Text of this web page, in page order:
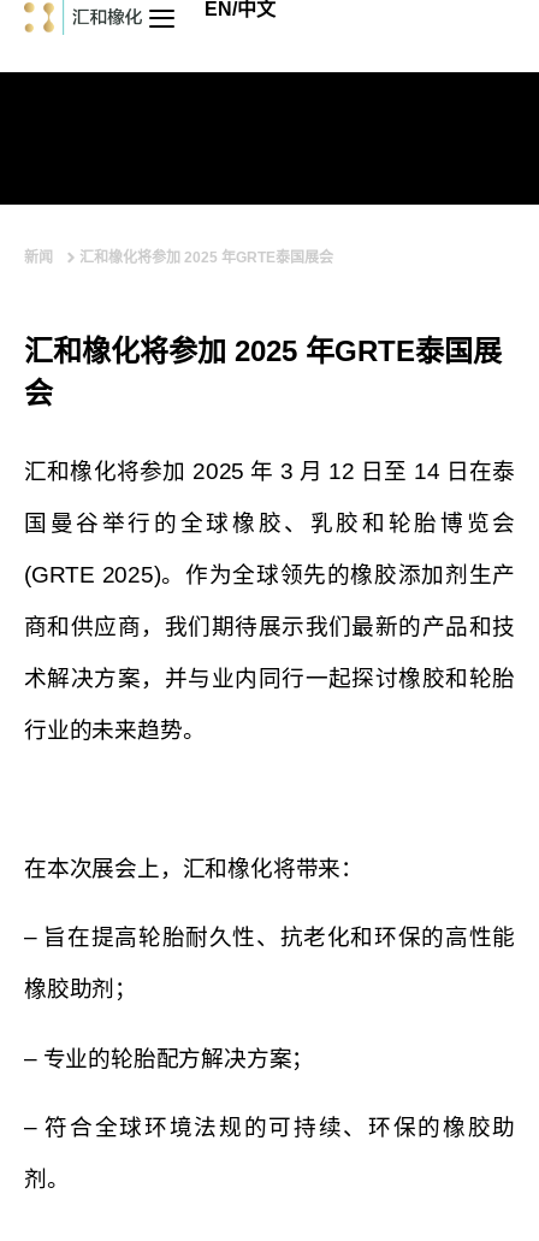
EN/中文
新闻 汇和橡化将参加 2025 年GRTE泰国展会
汇和橡化将参加 2025 年GRTE泰国展
会
汇和橡化将参加 2025 年 3 月 12 日至 14 日在泰
国曼谷举行的全球橡胶、乳胶和轮胎博览会
(GRTE 2025)。作为全球领先的橡胶添加剂生产
商和供应商，我们期待展示我们最新的产品和技
术解决方案，并与业内同行一起探讨橡胶和轮胎
行业的未来趋势。
在本次展会上，汇和橡化将带来：
– 旨在提高轮胎耐久性、抗老化和环保的高性能
橡胶助剂；
– 专业的轮胎配方解决方案；
– 符合全球环境法规的可持续、环保的橡胶助
剂。